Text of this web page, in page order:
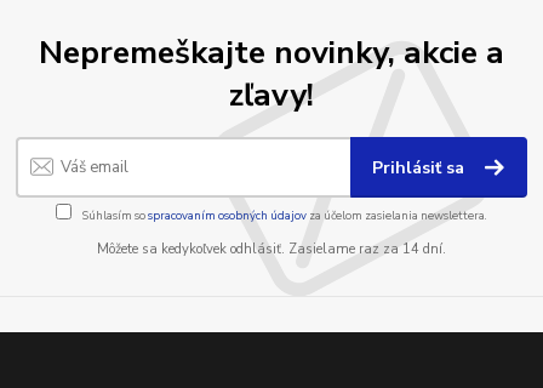
Nepremeškajte novinky, akcie a
zľavy!
Prihlásiť sa
Súhlasím sospracovaním osobných údajov za účelom zasielania newslettera.
Môžete sa kedykoľvek odhlásiť. Zasielame raz za 14 dní.